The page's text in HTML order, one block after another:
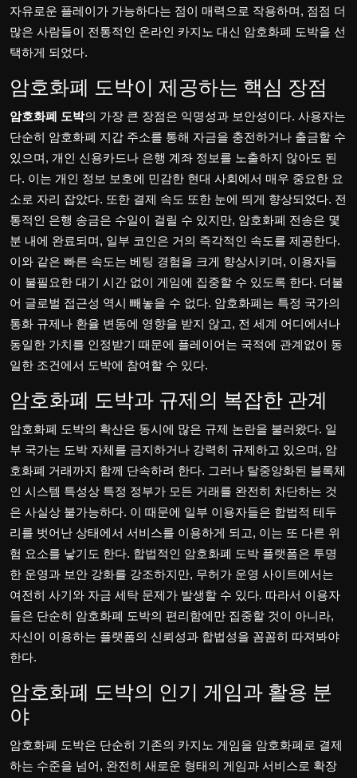
자유로운 플레이가 가능하다는 점이 매력으로 작용하며, 점점 더
많은 사람들이 전통적인 온라인 카지노 대신 암호화폐 도박을 선
택하게 되었다.
암호화폐 도박이 제공하는 핵심 장점
암호화폐 도박의 가장 큰 장점은 익명성과 보안성이다. 사용자는
단순히 암호화폐 지갑 주소를 통해 자금을 충전하거나 출금할 수
있으며, 개인 신용카드나 은행 계좌 정보를 노출하지 않아도 된
다. 이는 개인 정보 보호에 민감한 현대 사회에서 매우 중요한 요
소로 자리 잡았다. 또한 결제 속도 또한 눈에 띄게 향상되었다. 전
통적인 은행 송금은 수일이 걸릴 수 있지만, 암호화폐 전송은 몇
분 내에 완료되며, 일부 코인은 거의 즉각적인 속도를 제공한다.
이와 같은 빠른 속도는 베팅 경험을 크게 향상시키며, 이용자들
이 불필요한 대기 시간 없이 게임에 집중할 수 있도록 한다. 더불
어 글로벌 접근성 역시 빼놓을 수 없다. 암호화폐는 특정 국가의
통화 규제나 환율 변동에 영향을 받지 않고, 전 세계 어디에서나
동일한 가치를 인정받기 때문에 플레이어는 국적에 관계없이 동
일한 조건에서 도박에 참여할 수 있다.
암호화폐 도박과 규제의 복잡한 관계
암호화폐 도박의 확산은 동시에 많은 규제 논란을 불러왔다. 일
부 국가는 도박 자체를 금지하거나 강력히 규제하고 있으며, 암
호화폐 거래까지 함께 단속하려 한다. 그러나 탈중앙화된 블록체
인 시스템 특성상 특정 정부가 모든 거래를 완전히 차단하는 것
은 사실상 불가능하다. 이 때문에 일부 이용자들은 합법적 테두
리를 벗어난 상태에서 서비스를 이용하게 되고, 이는 또 다른 위
험 요소를 낳기도 한다. 합법적인 암호화폐 도박 플랫폼은 투명
한 운영과 보안 강화를 강조하지만, 무허가 운영 사이트에서는
여전히 사기와 자금 세탁 문제가 발생할 수 있다. 따라서 이용자
들은 단순히 암호화폐 도박의 편리함에만 집중할 것이 아니라,
자신이 이용하는 플랫폼의 신뢰성과 합법성을 꼼꼼히 따져봐야
한다.
암호화폐 도박의 인기 게임과 활용 분
야
암호화폐 도박은 단순히 기존의 카지노 게임을 암호화폐로 결제
하는 수준을 넘어, 완전히 새로운 형태의 게임과 서비스로 확장